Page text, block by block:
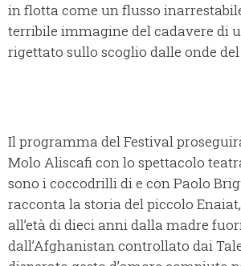
in flotta come un flusso
terribile immagine del cadavere di
rigettato sullo scoglio dalle onde
Il programma del Festival
Molo Aliscafi con lo spettacolo
sono i coccodrilli di e con Paolo
racconta la storia del piccolo
all’età di dieci anni dalla madre
dall’Afghanistan controllato dai